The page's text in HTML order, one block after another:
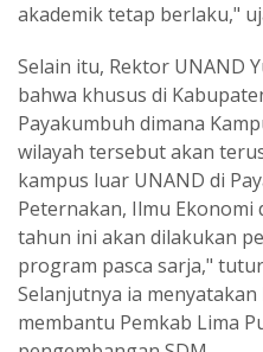
akademik tetap berlaku,"
Selain itu, Rektor UNAND
bahwa khusus di
Payakumbuh dimana
wilayah tersebut akan
kampus luar UNAND di
Peternakan, Ilmu Ekonomi
tahun ini akan dilakukan
program pasca sarja,"
Selanjutnya ia
membantu Pemkab Lima